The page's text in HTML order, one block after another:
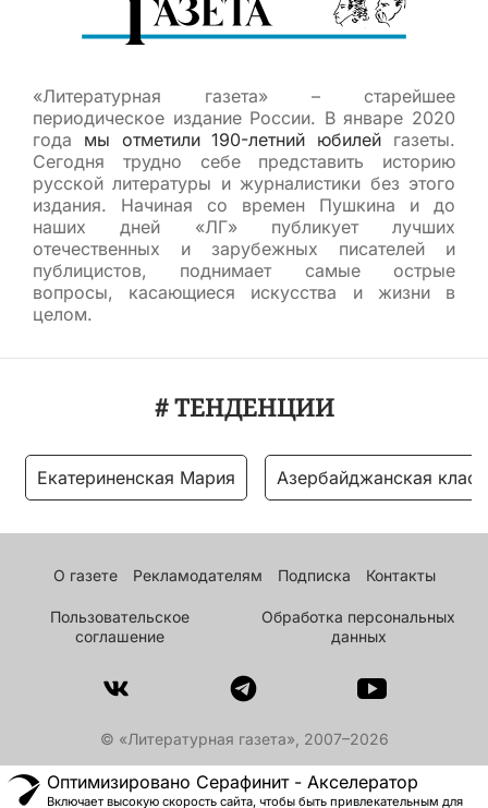
«Литературная газета» – старейшее
периодическое издание России. В январе 2020
года мы отметили 190-летний юбилей газеты.
Сегодня трудно себе представить историю
русской литературы и журналистики без этого
издания. Начиная со времен Пушкина и до
наших дней «ЛГ» публикует лучших
отечественных и зарубежных писателей и
публицистов, поднимает самые острые
вопросы, касающиеся искусства и жизни в
целом.
# ТЕНДЕНЦИИ
Екатериненская Мария Азербайджанская
О газете Рекламодателям Подписка Контакты
Пользовательское
соглашение
Обработка персональных
данных
© «Литературная газета», 2007–2026
Оптимизировано Серафинит - Акселератор
Включает высокую скорость сайта, чтобы быть привлекательным для